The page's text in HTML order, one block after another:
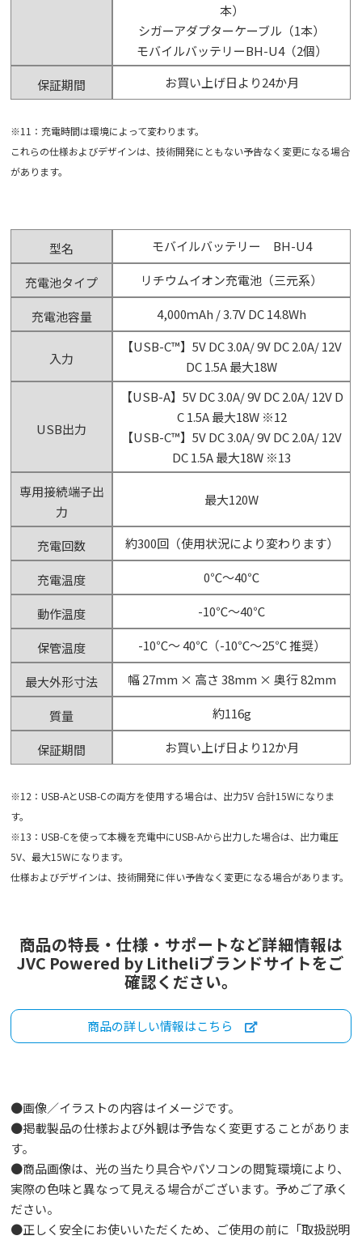
本）
シガーアダプターケーブル（1本）
モバイルバッテリーBH-U4（2個）
保証期間
お買い上げ日より24か月
※11：充電時間は環境によって変わります。
これらの仕様およびデザインは、技術開発にともない予告なく変更になる場合
があります。
型名 モバイルバッテリー BH-U4
充電池タイプ リチウムイオン充電池（三元系）
充電池容量 4,000ｍAh / 3.7V DC 14.8Wh
入力
【USB-C™】5V DC 3.0A/ 9V DC 2.0A/ 12V
DC 1.5A 最大18W
USB出力
【USB-A】5V DC 3.0A/ 9V DC 2.0A/ 12V D
C 1.5A 最大18W ※12
【USB-C™】5V DC 3.0A/ 9V DC 2.0A/ 12V
DC 1.5A 最大18W ※13
専用接続端子出
力
最大120W
充電回数 約300回（使用状況により変わります）
充電温度 0℃～40℃
動作温度 -10℃～40℃
保管温度 -10℃～ 40℃（-10℃～25℃ 推奨）
最大外形寸法 幅 27mm × 高さ 38mm × 奥行 82mm
質量 約116g
保証期間 お買い上げ日より12か月
※12：USB-AとUSB-Cの両方を使用する場合は、出力5V 合計15Wになりま
す。
※13：USB-Cを使って本機を充電中にUSB-Aから出力した場合は、出力電圧
5V、最大15Wになります。
仕様およびデザインは、技術開発に伴い予告なく変更になる場合があります。
商品の特長・仕様・サポートなど詳細情報は
JVC Powered by Litheliブランドサイトをご
確認ください。
商品の詳しい情報はこちら
●画像／イラストの内容はイメージです。
●掲載製品の仕様および外観は予告なく変更することがありま
す。
●商品画像は、光の当たり具合やパソコンの閲覧環境により、
実際の色味と異なって見える場合がございます。予めご了承く
ださい。
●正しく安全にお使いいただくため、ご使用の前に「取扱説明